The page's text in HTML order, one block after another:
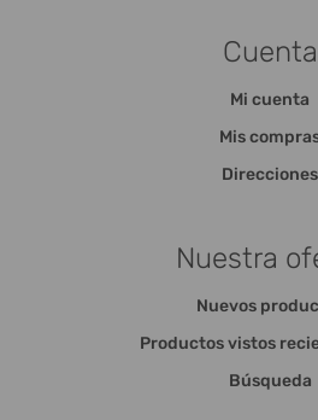
Cuenta
Mi cuenta
Mis
Direcciones
Nuestra
Nuevos
Productos vistos
Búsqueda